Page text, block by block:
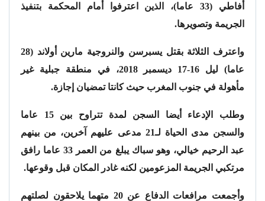
أفاطي (33 عاما)، الذين اعترفوا أمام المحكمة بتنفيذ
الجريمة وتصويرها.
واعترف الثلاثة بقتل يسبرسن والنروجية مارين أولاند (28
عاما) ليل 16-17 ديسمبر 2018، في منطقة جبلية غير
مأهولة في جنوب المغرب حيث كانتا تمضيان إجازة.
وطلب الإدعاء أيضا السجن لمدة تتراوح بين 15 عاما
والسجن مدى الحياة لـ21 مدعى عليهم آخرين، من بينهم
عبد الرحيم خيالي، وهو سباك يبلغ من العمر 33 عاما رافق
مرتكبي الجريمة المزعومين لكنه غادر المكان قبل وقوعها.
وأجمعت مرافعات الدفاع عن 20 متهما يلاحقون لصلتهم